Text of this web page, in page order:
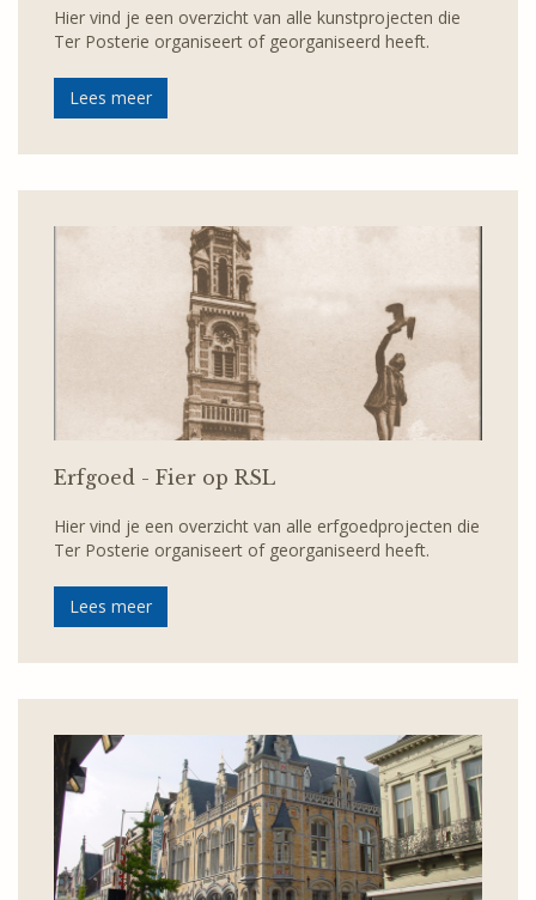
Hier vind je een overzicht van alle kunstprojecten die
Ter Posterie organiseert of georganiseerd heeft.
Lees meer
Erfgoed - Fier op RSL
Hier vind je een overzicht van alle erfgoedprojecten die
Ter Posterie organiseert of georganiseerd heeft.
Lees meer